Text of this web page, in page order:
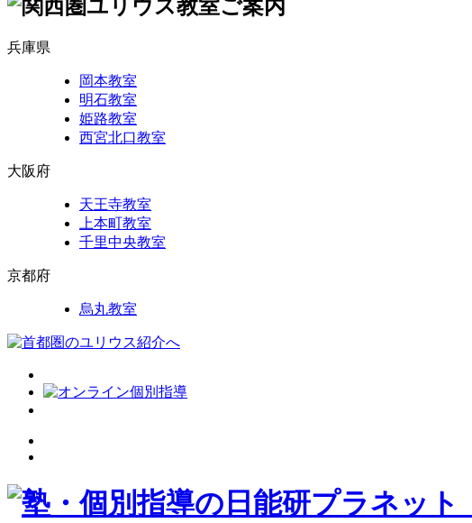
兵庫県
岡本教室
明石教室
姫路教室
西宮北口教室
大阪府
天王寺教室
上本町教室
千里中央教室
京都府
烏丸教室